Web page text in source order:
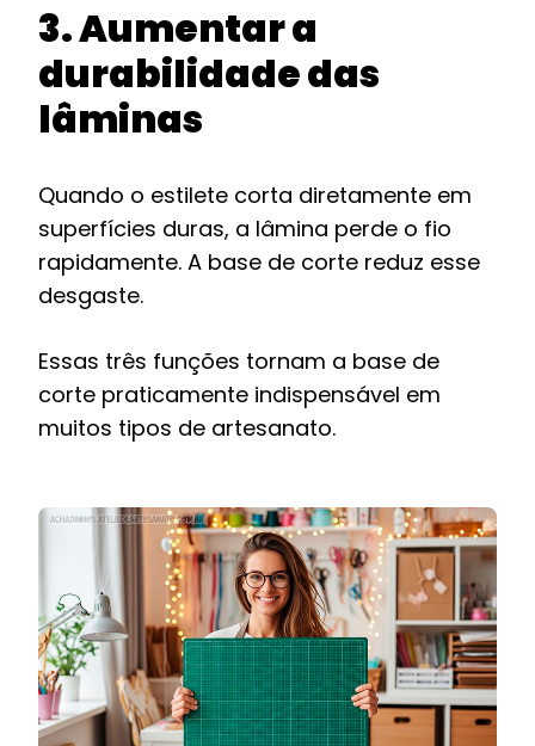
3. Aumentar a
durabilidade das
lâminas
Quando o estilete corta diretamente em
superfícies duras, a lâmina perde o fio
rapidamente. A base de corte reduz esse
desgaste.
Essas três funções tornam a base de
corte praticamente indispensável em
muitos tipos de artesanato.